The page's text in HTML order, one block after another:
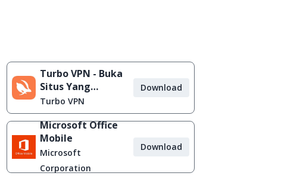
Turbo VPN - Buka
Situs Yang
Diblokir
Turbo VPN
Download
Microsoft Office
Mobile
Microsoft
Corporation
Download